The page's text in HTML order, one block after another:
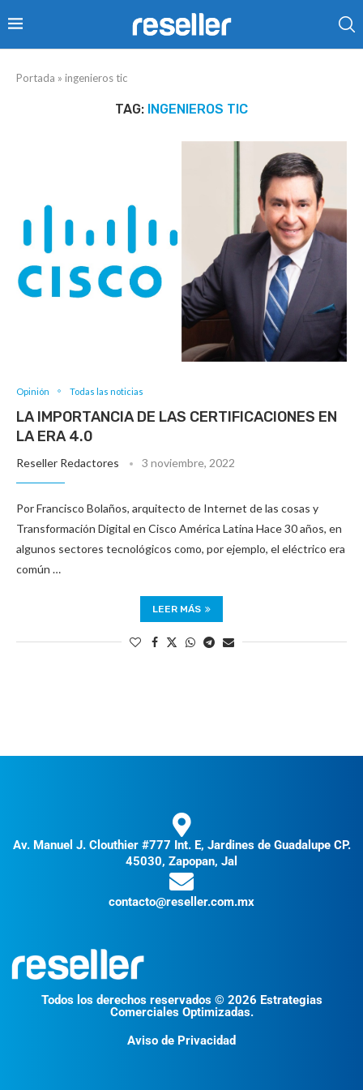
Portada » ingenieros tic
TAG: INGENIEROS TIC
Opinión Todas las noticias
LA IMPORTANCIA DE LAS CERTIFICACIONES EN
LA ERA 4.0
Reseller Redactores 3 noviembre, 2022
Por Francisco Bolaños, arquitecto de Internet de las cosas y
Transformación Digital en Cisco América Latina Hace 30 años, en
algunos sectores tecnológicos como, por ejemplo, el eléctrico era
común …
LEER MÁS
Av. Manuel J. Clouthier #777 Int. E, Jardines de Guadalupe CP.
45030, Zapopan, Jal
contacto@reseller.com.mx
Todos los derechos reservados © 2026 Estrategias
Comerciales Optimizadas.
Aviso de Privacidad